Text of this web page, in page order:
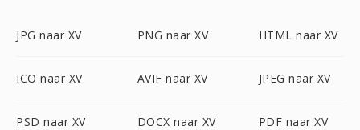
JPG naar XV PNG naar XV HTML naar XV
ICO naar XV AVIF naar XV JPEG naar XV
PSD naar XV DOCX naar XV PDF naar XV